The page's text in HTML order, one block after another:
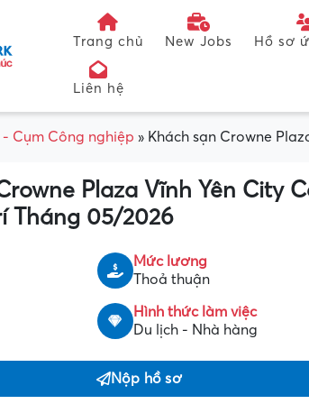
Trang chủ New Jobs Hồ sơ
Liên hệ
- Cụm Công nghiệp » Khách sạn Crowne
Plaza Vĩnh Yên City
Tháng 05/2026
Mức lương
Thoả thuận
Hình thức làm việc
Du lịch - Nhà hàng
Nộp hồ sơ